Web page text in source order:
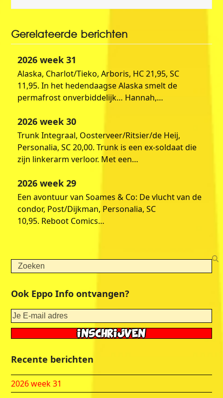
Gerelateerde berichten
2026 week 31
Alaska, Charlot/Tieko, Arboris, HC 21,95, SC
11,95. In het hedendaagse Alaska smelt de
permafrost onverbiddelijk… Hannah,…
2026 week 30
Trunk Integraal, Oosterveer/Ritsier/de Heij,
Personalia, SC 20,00. Trunk is een ex-soldaat die
zijn linkerarm verloor. Met een…
2026 week 29
Een avontuur van Soames & Co: De vlucht van de
condor, Post/Dijkman, Personalia, SC
10,95. Reboot Comics…
Search
Ook Eppo Info ontvangen?
Recente berichten
2026 week 31